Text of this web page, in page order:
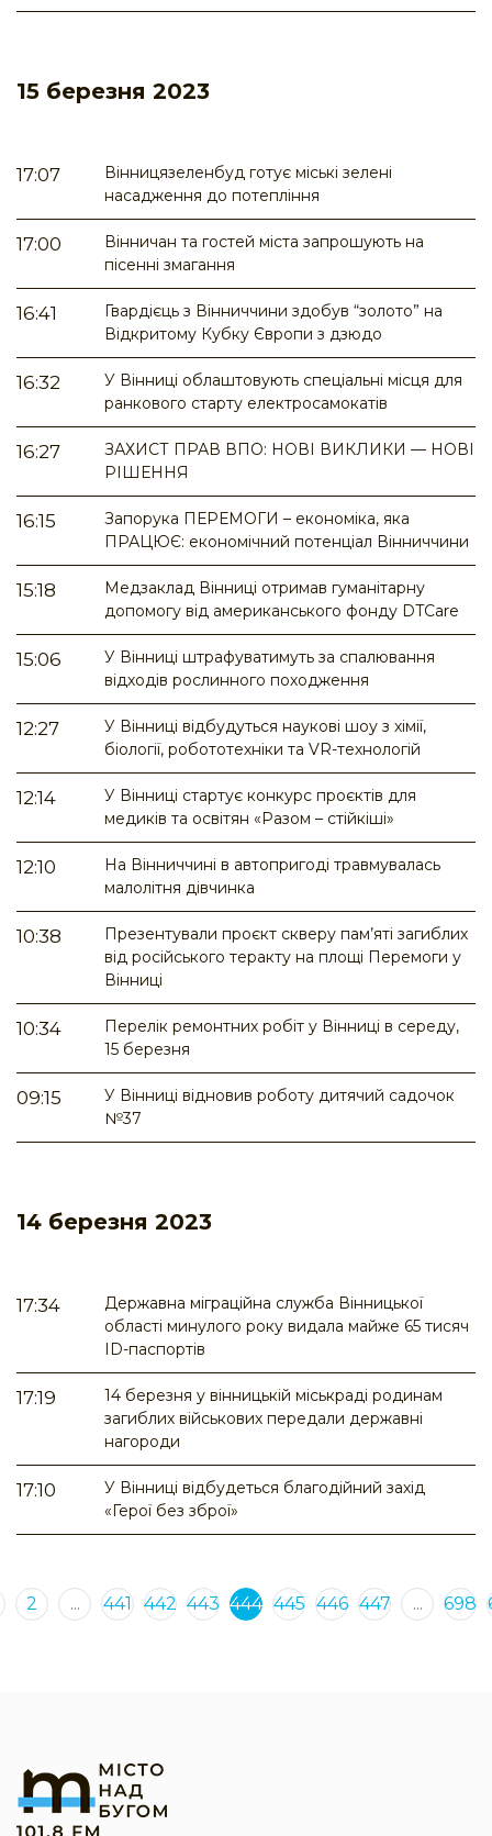
15 березня 2023
17:07
Вінницязеленбуд готує міські зелені
насадження до потепління
17:00
Вінничан та гостей міста запрошують на
пісенні змагання
16:41
Гвардієць з Вінниччини здобув “золото” на
Відкритому Кубку Європи з дзюдо
16:32
У Вінниці облаштовують спеціальні місця для
ранкового старту електросамокатів
16:27
ЗАХИСТ ПРАВ ВПО: НОВІ ВИКЛИКИ — НОВІ
РІШЕННЯ
16:15
Запорука ПЕРЕМОГИ – економіка, яка
ПРАЦЮЄ: економічний потенціал Вінниччини
15:18
Медзаклад Вінниці отримав гуманітарну
допомогу від американського фонду DTCare
15:06
У Вінниці штрафуватимуть за спалювання
відходів рослинного походження
12:27
У Вінниці відбудуться наукові шоу з хімії,
біології, робототехніки та VR-технологій
12:14
У Вінниці стартує конкурс проєктів для
медиків та освітян «Разом – стійкіші»
12:10
На Вінниччині в автопригоді травмувалась
малолітня дівчинка
10:38
Презентували проєкт скверу пам’яті загиблих
від російського теракту на площі Перемоги у
Вінниці
10:34
Перелік ремонтних робіт у Вінниці в середу,
15 березня
09:15
У Вінниці відновив роботу дитячий садочок
№37
14 березня 2023
17:34
Державна міграційна служба Вінницької
області минулого року видала майже 65 тисяч
ID-паспортів
17:19
14 березня у вінницькій міськраді родинам
загиблих військових передали державні
нагороди
17:10
У Вінниці відбудеться благодійний захід
«Герої без зброї»
2 ... 441 442 443 444 445 446 447 ... 698